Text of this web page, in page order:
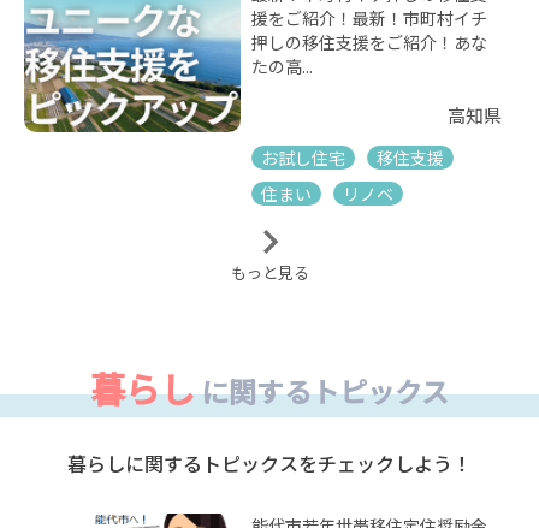
援をご紹介！最新！市町村イチ
押しの移住支援をご紹介！あな
たの高...
高知県
お試し住宅
移住支援
住まい
リノベ
もっと見る
暮らしに関するトピックス
暮らしに関するトピックスをチェックしよう！